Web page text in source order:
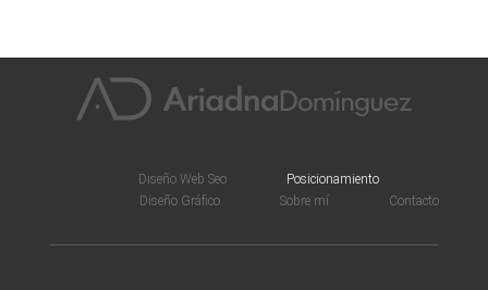
Diseño Web Seo
Posicionamiento
Diseño Gráfico
Sobre mí Contacto